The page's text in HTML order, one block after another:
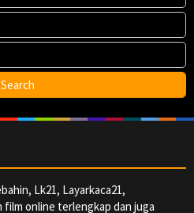
Lk21, Layarkaca21,
online terlengkap dan juga